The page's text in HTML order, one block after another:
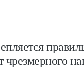
чрезмерного